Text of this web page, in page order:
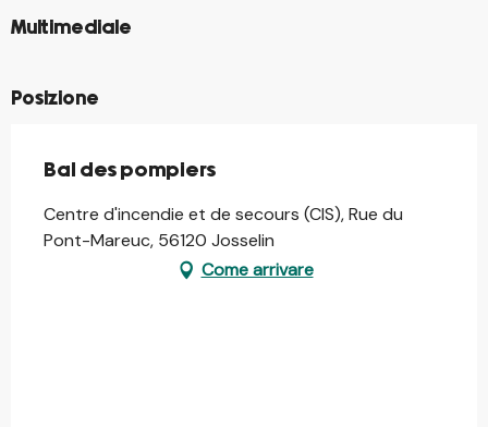
Multimediale
©
Posizione
Bal des pompiers
Centre d'incendie et de secours (CIS), Rue du
Pont-Mareuc, 56120 Josselin
Come arrivare